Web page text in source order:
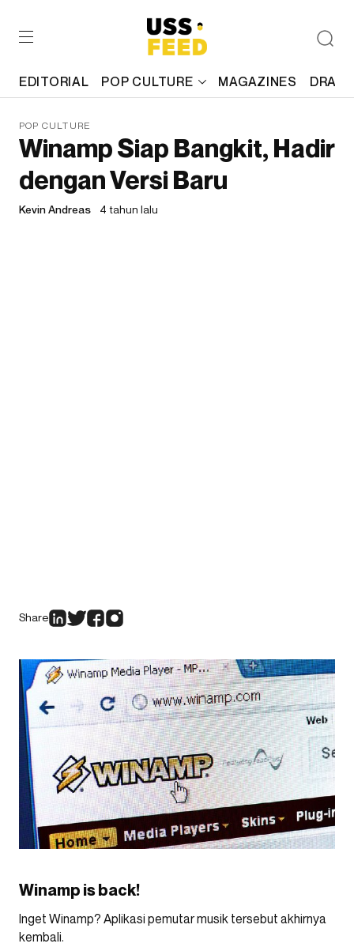
EDITORIAL POP CULTURE MAGAZINES
POP CULTURE
Winamp Siap Bangkit, Hadir
dengan Versi Baru
Kevin Andreas 4 tahun lalu
Share
Winamp is back!
Inget Winamp? Aplikasi pemutar musik tersebut akhirnya
kembali.